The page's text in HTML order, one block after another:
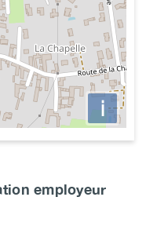
i
employeur